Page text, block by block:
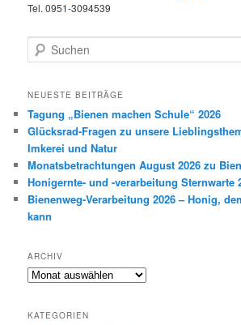
Tel. 0951-3094539
u
h
n
NEUESTE BEITRÄGE
Tagung „Bienen machen Schule“ 2026
Glücksrad-Fragen zu unsere
Imkerei und Natur
Monatsbetrachtungen August 2026 zu
Honigernte- und -verarbeitung Sternwarte
Bienenweg-Verarbeitung 2026 – Honig,
kann
ARCHIV
Archiv
KATEGORIEN